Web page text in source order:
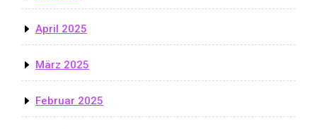
April 2025
März 2025
Februar 2025